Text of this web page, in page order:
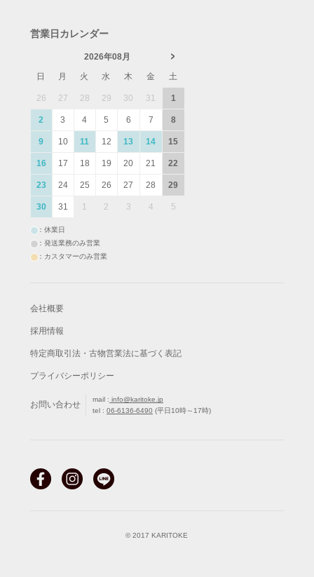
営業日カレンダー
2026年08月
日
月 火 水 木 金 土
26 27 28 29 30 31 1
2 3 4 5 6 7 8
9 10 11 12 13 14 15
16 17 18 19 20 21 22
23 24 25 26 27 28 29
30 31 1 2 3 4 5
：休業日
：発送業務のみ営業
：カスタマーのみ営業
会社概要
採用情報
特定商取引法・古物営業法に基づく表記
プライバシーポリシー
お問い合わせ
mail : info@karitoke.jp
tel : 06-6136-6490 (平日10時～17時)
© 2017 KARITOKE